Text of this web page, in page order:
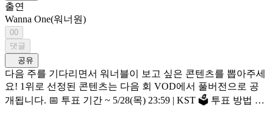
출연
Wanna One(워너원)
00
댓글
공유
다음 주를 기다리면서 워너블이 보고 싶은 콘텐츠를 뽑아주세
요! 1위로 선정된 콘텐츠는 다음 회 VOD에서 풀버전으로 공
개됩니다. 📅 투표 기간 ~ 5/28(목) 23:59 | KST 🗳️ 투표 방법 1.